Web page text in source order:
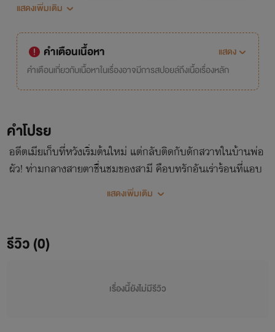
โรมานซ์
แอบดูเมียเอากับคนอื่น
แสดงเพิ่มเติม
คำเตือนเนื้อหา
แสดง
คำเตือนเกี่ยวกับเนื้อหาในเรื่องอาจมีการสปอยล์ถึงเนื้อเรื่องหลัก
คำโปรย
อดีตเมียเก็บที่หวังเริ่มต้นใหม่ แต่กลับติดกับดักสวาทในบ้านพ่อ
ผัว! ท่ามกลางสายตาชื่นชมของสามี คือบทรักอันเร่าร้อนที่แอบ
เล่นชู้กับพ่อของเขา... ความร่านรักที่ซ่อนไว้ภายใต้หน้ากากคนดี
แสดงเพิ่มเติม
รีวิว (0)
เรื่องนี้ยังไม่มีรีวิว